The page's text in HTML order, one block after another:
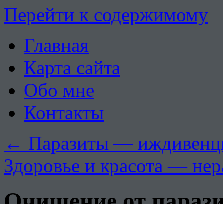
Перейти к содержимому
Главная
Карта сайта
Обо мне
Контакты
← Паразиты —
Здоровье и красота —